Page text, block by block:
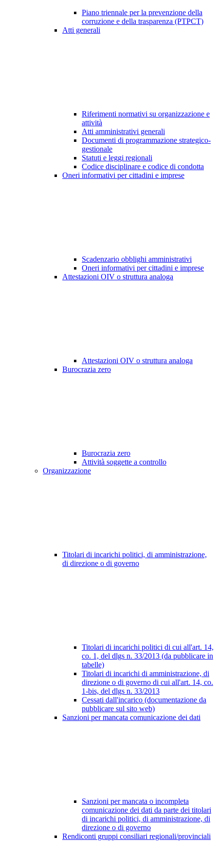
Piano triennale per la prevenzione della
corruzione e della trasparenza (PTPCT)
Atti generali
Riferimenti normativi su organizzazione e
attività
Atti amministrativi generali
Documenti di programmazione strategico-
gestionale
Statuti e leggi regionali
Codice disciplinare e codice di condotta
Oneri informativi per cittadini e imprese
Scadenzario obblighi amministrativi
Oneri informativi per cittadini e imprese
Attestazioni OIV o struttura analoga
Attestazioni OIV o struttura analoga
Burocrazia zero
Burocrazia zero
Attività soggette a controllo
Organizzazione
Titolari di incarichi politici, di amministrazione,
di direzione o di governo
Titolari di incarichi politici di cui all'art. 14,
co. 1, del dlgs n. 33/2013 (da pubblicare in
tabelle)
Titolari di incarichi di amministrazione, di
direzione o di governo di cui all'art. 14, co.
1-bis, del dlgs n. 33/2013
Cessati dall'incarico (documentazione da
pubblicare sul sito web)
Sanzioni per mancata comunicazione dei dati
Sanzioni per mancata o incompleta
comunicazione dei dati da parte dei titolari
di incarichi politici, di amministrazione, di
direzione o di governo
Rendiconti gruppi consiliari regionali/provinciali